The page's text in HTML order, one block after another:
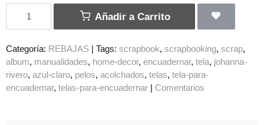
Añadir a Carrito
Categoría: REBAJAS | Tags: scrapbook scrapbooking scrap
album manualidades home-decor encuadernar tela johanna-
rivero azul-claro pelos acolchados telas tela-para-
encuadernar telas-para-encuadernar | Comentarios